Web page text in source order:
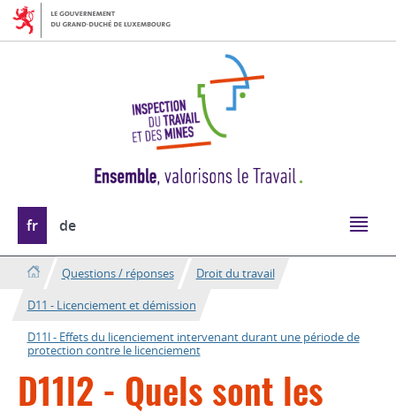
Aller
Aller
au
Changer
de
langue
fr de
Questions / réponses
Droit du travail
D11 - Licenciement et démission
D11l - Effets du licenciement intervenant durant une période de
protection contre le licenciement
D11l2 - Quels sont les